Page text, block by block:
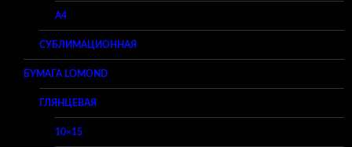
A4
СУБЛИМАЦИОННАЯ
БУМАГА LOMOND
ГЛЯНЦЕВАЯ
10×15